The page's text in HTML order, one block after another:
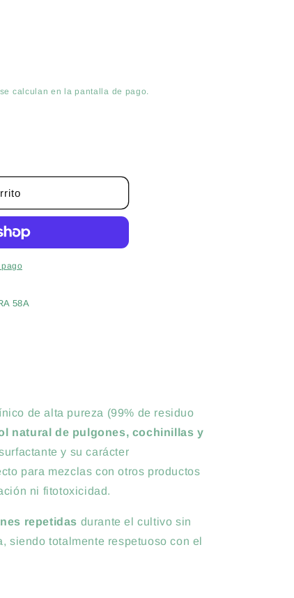
se calculan en la pantalla de pago.
pago
58A
de alta pureza (99% de residuo
natural de pulgones, cochinillas y
y su carácter
para mezclas con otros productos
ni fitotoxicidad.
repetidas durante el cultivo sin
siendo totalmente respetuoso con el